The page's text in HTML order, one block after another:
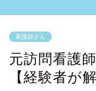
看護師さん
元訪問看護
【経験者が